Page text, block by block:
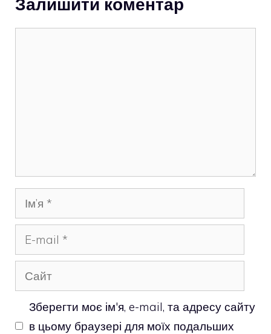
Ім’я
mail
Сайт
Зберегти моє ім'я, e-mail, та адресу сайту
в цьому браузері для моїх подальших